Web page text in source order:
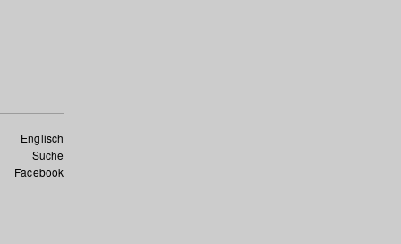
Englisch
Suche
Facebook